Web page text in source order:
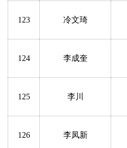
123 冷文琦
124 李成奎
125 李川
126 李凤新